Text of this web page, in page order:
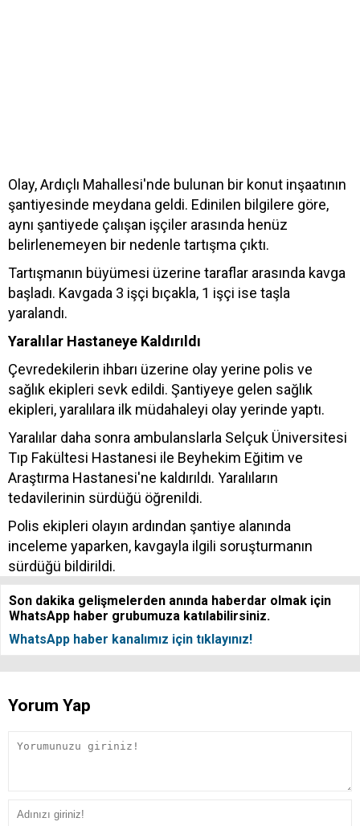
Olay, Ardıçlı Mahallesi'nde bulunan bir konut inşaatının
şantiyesinde meydana geldi. Edinilen bilgilere göre,
aynı şantiyede çalışan işçiler arasında henüz
belirlenemeyen bir nedenle tartışma çıktı.
Tartışmanın büyümesi üzerine taraflar arasında kavga
başladı. Kavgada 3 işçi bıçakla, 1 işçi ise taşla
yaralandı.
Yaralılar Hastaneye Kaldırıldı
Çevredekilerin ihbarı üzerine olay yerine polis ve
sağlık ekipleri sevk edildi. Şantiyeye gelen sağlık
ekipleri, yaralılara ilk müdahaleyi olay yerinde yaptı.
Yaralılar daha sonra ambulanslarla Selçuk Üniversitesi
Tıp Fakültesi Hastanesi ile Beyhekim Eğitim ve
Araştırma Hastanesi'ne kaldırıldı. Yaralıların
tedavilerinin sürdüğü öğrenildi.
Polis ekipleri olayın ardından şantiye alanında
inceleme yaparken, kavgayla ilgili soruşturmanın
sürdüğü bildirildi.
Son dakika gelişmelerden anında haberdar olmak için
WhatsApp haber grubumuza katılabilirsiniz.
WhatsApp haber kanalımız için tıklayınız!
Yorum Yap